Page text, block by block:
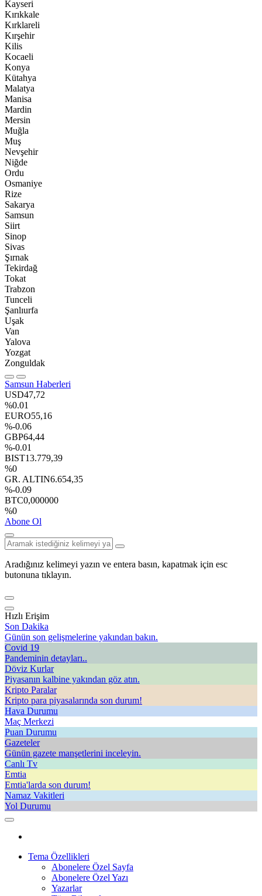
Kayseri
Kırıkkale
Kırklareli
Kırşehir
Kilis
Kocaeli
Konya
Kütahya
Malatya
Manisa
Mardin
Mersin
Muğla
Muş
Nevşehir
Niğde
Ordu
Osmaniye
Rize
Sakarya
Samsun
Siirt
Sinop
Sivas
Şırnak
Tekirdağ
Tokat
Trabzon
Tunceli
Şanlıurfa
Uşak
Van
Yalova
Yozgat
Zonguldak
Samsun Haberleri
USD47,72
%0.01
EURO55,16
%-0.06
GBP64,44
%-0.01
BIST13.779,39
%0
GR. ALTIN6.654,35
%-0.09
BTC0,000000
%0
Abone Ol
Aradığınız kelimeyi yazın ve entera basın, kapatmak için esc
butonuna tıklayın.
Hızlı Erişim
Son Dakika
Günün son gelişmelerine yakından bakın.
Covid 19
Pandeminin detayları..
Döviz Kurlar
Piyasanın kalbine yakından göz atın.
Kripto Paralar
Kripto para piyasalarında son durum!
Hava Durumu
Maç Merkezi
Puan Durumu
Gazeteler
Günün gazete manşetlerini inceleyin.
Canlı Tv
Emtia
Emtia'larda son durum!
Namaz Vakitleri
Yol Durumu
Tema Özellikleri
Abonelere Özel Sayfa
Abonelere Özel Yazı
Yazarlar